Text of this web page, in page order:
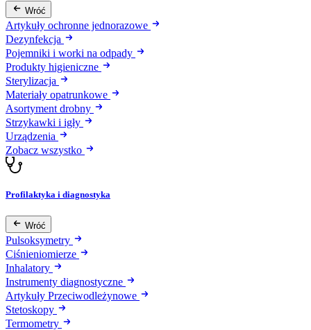
Wróć
Artykuły ochronne jednorazowe
Dezynfekcja
Pojemniki i worki na odpady
Produkty higieniczne
Sterylizacja
Materiały opatrunkowe
Asortyment drobny
Strzykawki i igły
Urządzenia
Zobacz wszystko
Profilaktyka i diagnostyka
Wróć
Pulsoksymetry
Ciśnieniomierze
Inhalatory
Instrumenty diagnostyczne
Artykuły Przeciwodleżynowe
Stetoskopy
Termometry